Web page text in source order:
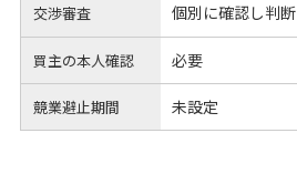
交渉審査 個別に確認し判断
買主の本人確認 必要
競業避止期間 未設定